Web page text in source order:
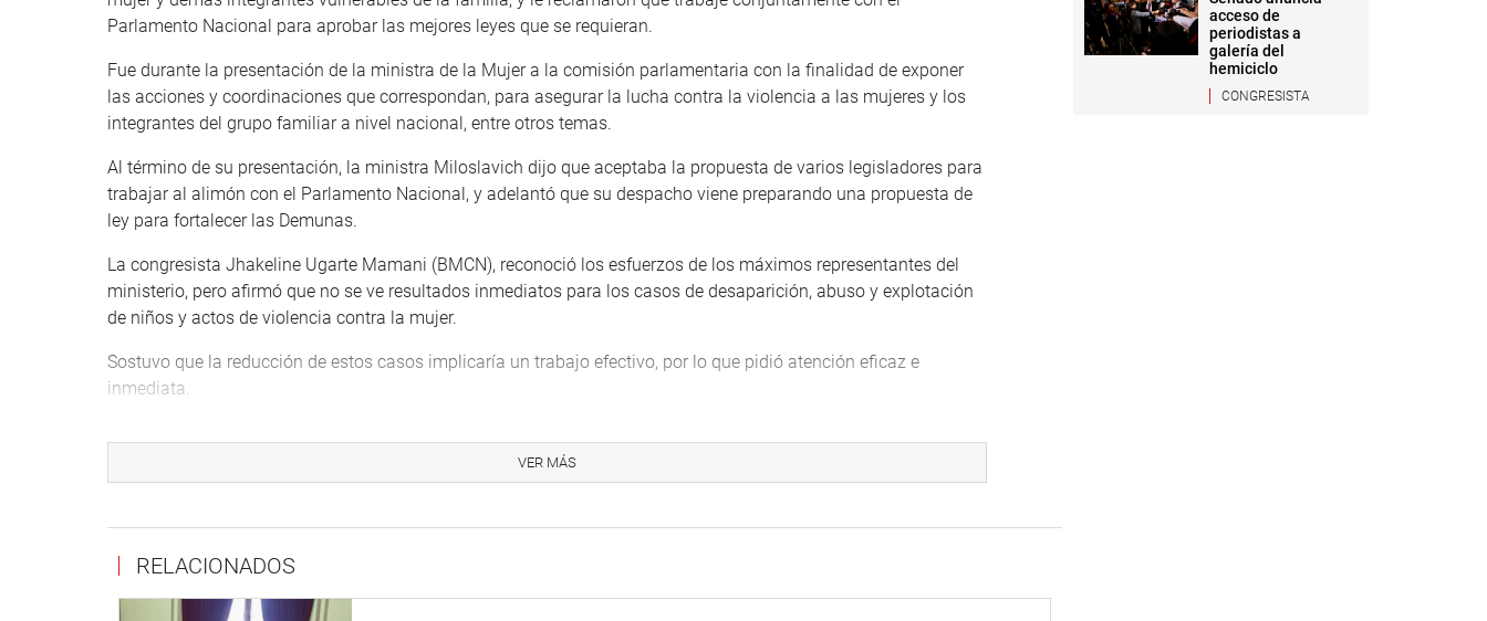
Parlamento Nacional para aprobar las mejores leyes que se requieran.
Fue durante la presentación de la ministra de la Mujer a la comisión parlamentaria con la finalidad de exponer
las acciones y coordinaciones que correspondan, para asegurar la lucha contra la violencia a las mujeres y los
integrantes del grupo familiar a nivel nacional, entre otros temas.
Al término de su presentación, la ministra Miloslavich dijo que aceptaba la propuesta de varios legisladores para
trabajar al alimón con el Parlamento Nacional, y adelantó que su despacho viene preparando una propuesta de
ley para fortalecer las Demunas.
La congresista Jhakeline Ugarte Mamani (BMCN), reconoció los esfuerzos de los máximos representantes del
ministerio, pero afirmó que no se ve resultados inmediatos para los casos de desaparición, abuso y explotación
de niños y actos de violencia contra la mujer.
Sostuvo que la reducción de estos casos implicaría un trabajo efectivo, por lo que pidió atención eficaz e
inmediata.
Fiscales del Cusco para fortalecer el sistema en la lucha contra la violencia a la mujer.
de rehabilitación, quienes son movilizados sin consideración ni respeto, poniendo en grave riesgo su estado
físico y psicológico.
Por su parte, la legisladora Magaly Ruiz Rodríguez (APP), reclamó por los casos en contra del arraigo familiar,
VER MÁS
RELACIONADOS
acceso de
periodistas a
galería del
hemiciclo
CONGRESISTA